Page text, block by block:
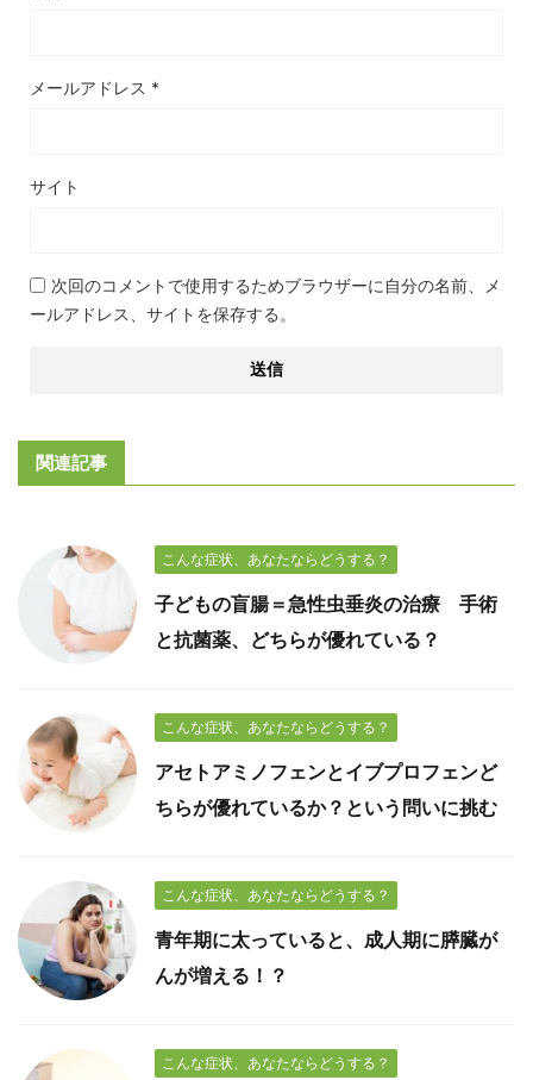
メールアドレス *
サイト
次回のコメントで使用するためブラウザーに自分の名前、メ
ールアドレス、サイトを保存する。
関連記事
こんな症状、あなたならどうする？
子どもの盲腸＝急性虫垂炎の治療 手術
と抗菌薬、どちらが優れている？
こんな症状、あなたならどうする？
アセトアミノフェンとイブプロフェンど
ちらが優れているか？という問いに挑む
こんな症状、あなたならどうする？
青年期に太っていると、成人期に膵臓が
んが増える！？
こんな症状、あなたならどうする？